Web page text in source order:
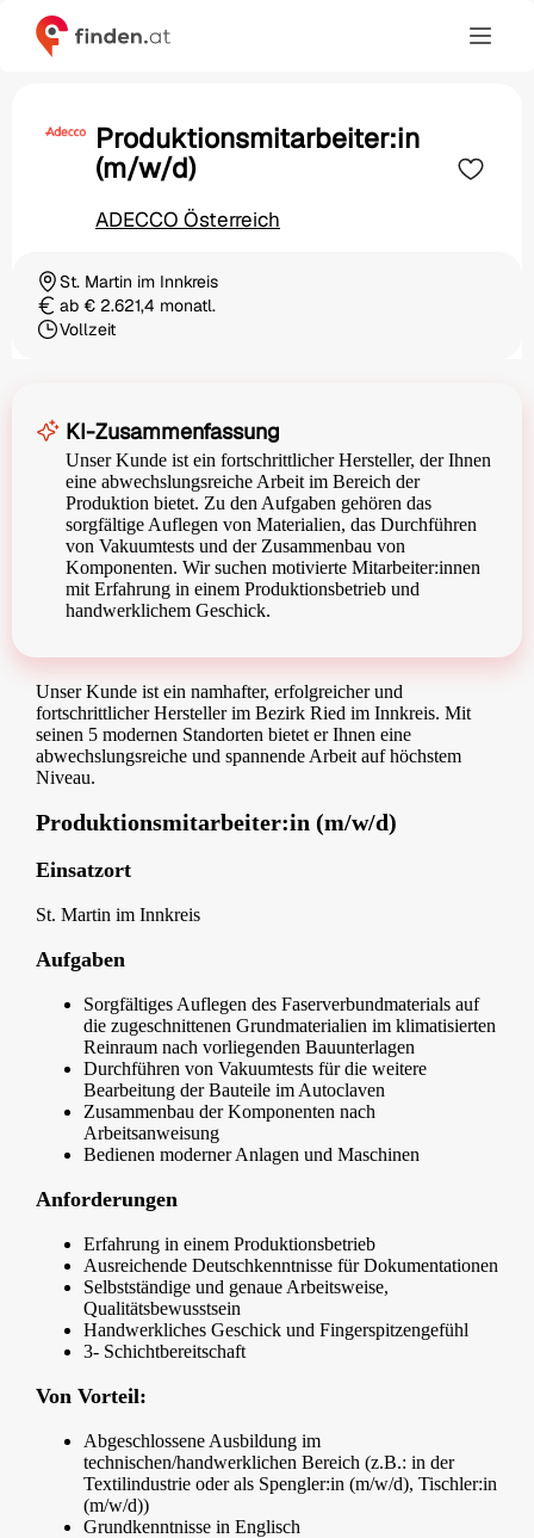
Produktionsmitarbeiter:in
(m/w/d)
ADECCO Österreich
Ortschaft
St. Martin im Innkreis
Gehaltab € 2.621,4 monatl.
Beschäftigungsart
Vollzeit
KI-Zusammenfassung
Unser Kunde ist ein fortschrittlicher Hersteller, der Ihnen
eine abwechslungsreiche Arbeit im Bereich der
Produktion bietet. Zu den Aufgaben gehören das
sorgfältige Auflegen von Materialien, das Durchführen
von Vakuumtests und der Zusammenbau von
Komponenten. Wir suchen motivierte Mitarbeiter:innen
mit Erfahrung in einem Produktionsbetrieb und
handwerklichem Geschick.
Unser Kunde ist ein namhafter, erfolgreicher und
fortschrittlicher Hersteller im Bezirk Ried im Innkreis. Mit
seinen 5 modernen Standorten bietet er Ihnen eine
abwechslungsreiche und spannende Arbeit auf höchstem
Niveau.
Produktionsmitarbeiter:in (m/w/d)
Einsatzort
St. Martin im Innkreis
Aufgaben
Sorgfältiges Auflegen des Faserverbundmaterials auf
die zugeschnittenen Grundmaterialien im klimatisierten
Reinraum nach vorliegenden Bauunterlagen
Durchführen von Vakuumtests für die weitere
Bearbeitung der Bauteile im Autoclaven
Zusammenbau der Komponenten nach
Arbeitsanweisung
Bedienen moderner Anlagen und Maschinen
Anforderungen
Erfahrung in einem Produktionsbetrieb
Ausreichende Deutschkenntnisse für Dokumentationen
Selbstständige und genaue Arbeitsweise,
Qualitätsbewusstsein
Handwerkliches Geschick und Fingerspitzengefühl
3- Schichtbereitschaft
Von Vorteil:
Abgeschlossene Ausbildung im
technischen/handwerklichen Bereich (z.B.: in der
Textilindustrie oder als Spengler:in (m/w/d), Tischler:in
(m/w/d))
Grundkenntnisse in Englisch